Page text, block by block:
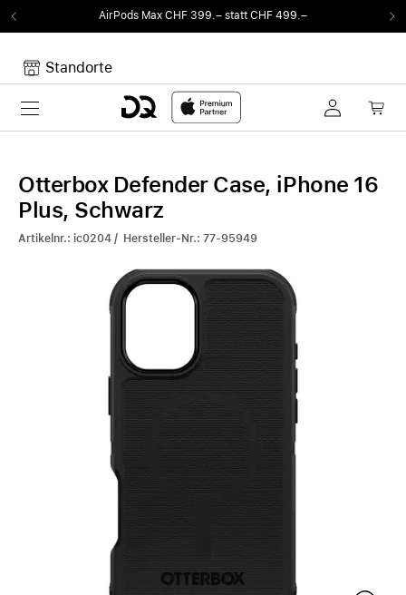
AirPods Max CHF 399.– statt CHF 499.–
Standorte
Toggle navigation
Otterbox Defender Case, iPhone 16
Plus, Schwarz
Artikelnr.: ic0204 / Hersteller-Nr.: 77-95949